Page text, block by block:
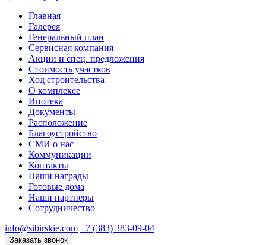
Главная
Галерея
Генеральный план
Сервисная компания
Акции и спец. предложения
Стоимость участков
Ход строительства
О комплексе
Ипотека
Документы
Расположение
Благоустройство
СМИ о нас
Коммуникации
Контакты
Наши награды
Готовые дома
Наши партнеры
Сотрудничество
info@sibirskie.com +7 (383) 383-09-04
Заказать звонок